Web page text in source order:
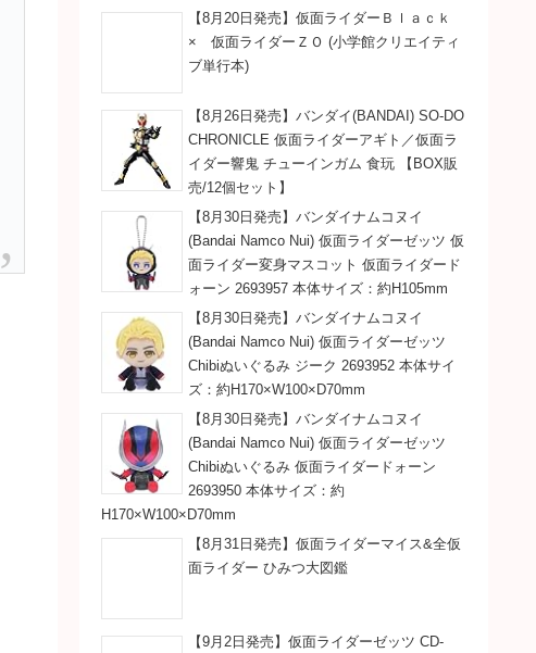
【8月20日発売】仮面ライダーＢｌａｃｋ
× 仮面ライダーＺＯ (小学館クリエイティ
ブ単行本)
【8月26日発売】バンダイ(BANDAI) SO-DO
CHRONICLE 仮面ライダーアギト／仮面ラ
イダー響鬼 チューインガム 食玩 【BOX販
売/12個セット】
【8月30日発売】バンダイナムコヌイ
(Bandai Namco Nui) 仮面ライダーゼッツ 仮
面ライダー変身マスコット 仮面ライダード
ォーン 2693957 本体サイズ：約H105mm
【8月30日発売】バンダイナムコヌイ
(Bandai Namco Nui) 仮面ライダーゼッツ
Chibiぬいぐるみ ジーク 2693952 本体サイ
ズ：約H170×W100×D70mm
【8月30日発売】バンダイナムコヌイ
(Bandai Namco Nui) 仮面ライダーゼッツ
Chibiぬいぐるみ 仮面ライダードォーン
2693950 本体サイズ：約
H170×W100×D70mm
【8月31日発売】仮面ライダーマイス&全仮
面ライダー ひみつ大図鑑
【9月2日発売】仮面ライダーゼッツ CD-